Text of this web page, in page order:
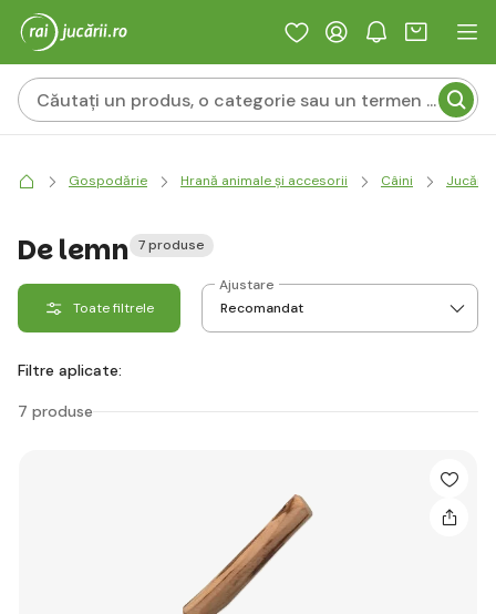
Gospodărie Hrană animale și accesorii Câini Jucării
De lemn 7 produse
Toate filtrele
Ajustare
Filtre aplicate:
7 produse